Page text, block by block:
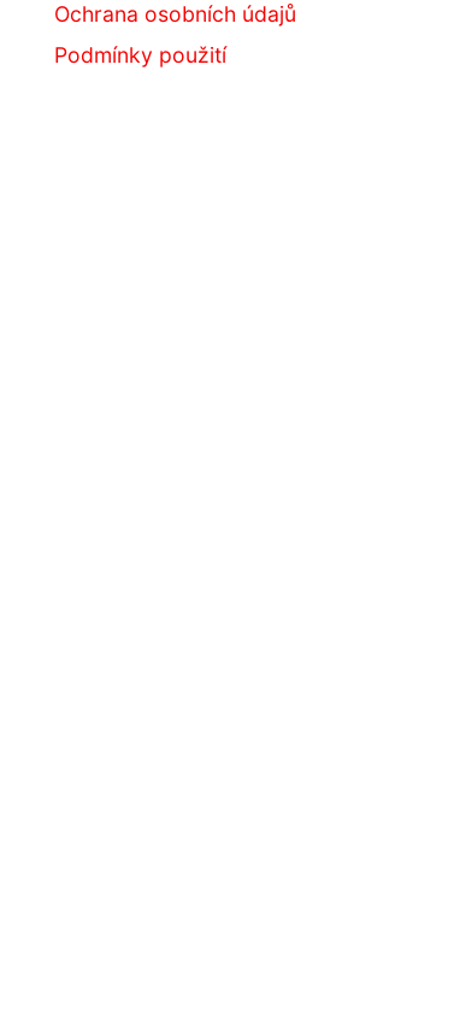
Ochrana osobních údajů
Podmínky použití